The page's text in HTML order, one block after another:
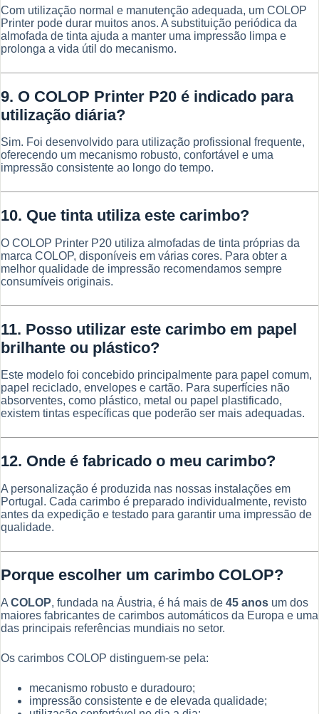
Com utilização normal e manutenção adequada, um COLOP
Printer pode durar muitos anos. A substituição periódica da
almofada de tinta ajuda a manter uma impressão limpa e
prolonga a vida útil do mecanismo.
9. O COLOP Printer P20 é indicado para
utilização diária?
Sim. Foi desenvolvido para utilização profissional frequente,
oferecendo um mecanismo robusto, confortável e uma
impressão consistente ao longo do tempo.
10. Que tinta utiliza este carimbo?
O COLOP Printer P20 utiliza almofadas de tinta próprias da
marca COLOP, disponíveis em várias cores. Para obter a
melhor qualidade de impressão recomendamos sempre
consumíveis originais.
11. Posso utilizar este carimbo em papel
brilhante ou plástico?
Este modelo foi concebido principalmente para papel comum,
papel reciclado, envelopes e cartão. Para superfícies não
absorventes, como plástico, metal ou papel plastificado,
existem tintas específicas que poderão ser mais adequadas.
12. Onde é fabricado o meu carimbo?
A personalização é produzida nas nossas instalações em
Portugal. Cada carimbo é preparado individualmente, revisto
antes da expedição e testado para garantir uma impressão de
qualidade.
Porque escolher um carimbo COLOP?
A COLOP, fundada na Áustria, é há mais de 45 anos um dos
maiores fabricantes de carimbos automáticos da Europa e uma
das principais referências mundiais no setor.
Os carimbos COLOP distinguem-se pela:
mecanismo robusto e duradouro;
impressão consistente e de elevada qualidade;